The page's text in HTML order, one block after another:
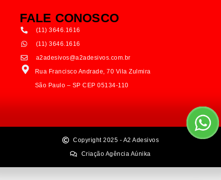
FALE CONOSCO
(11) 3646.1616
(11) 3646.1616
a2adesivos@a2adesivos.com.br
Rua Francisco Andrade, 70 Vila Zulmira
São Paulo – SP CEP 05134-110
Copyright 2025 - A2 Adesivos
Criação Agência Aúnika